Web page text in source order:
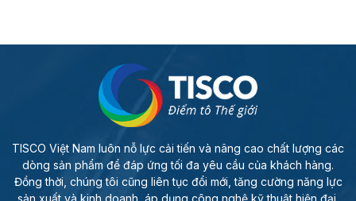
TISCO Việt Nam luôn nỗ lực cải tiến và nâng cao chất lượng các
dòng sản phẩm để đáp ứng tối đa yêu cầu của khách hàng.
Đồng thời, chúng tôi cũng liên tục đổi mới, tăng cường năng lực